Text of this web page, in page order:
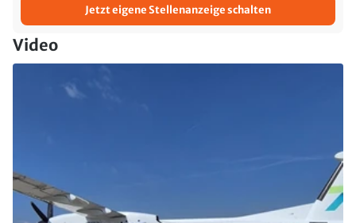
Jetzt eigene Stellenanzeige schalten
Video